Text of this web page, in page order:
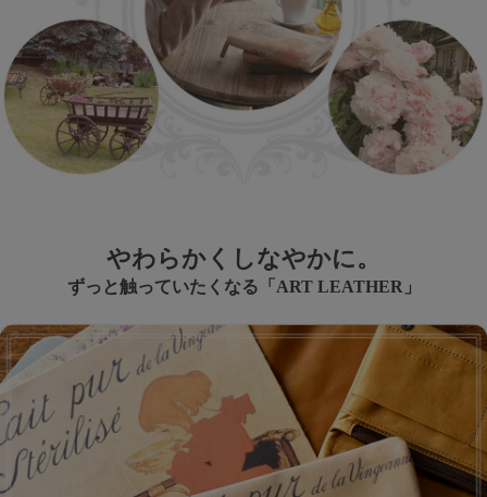
やわらかくしなやかに。
ずっと触っていたくなる「ART LEATHER」